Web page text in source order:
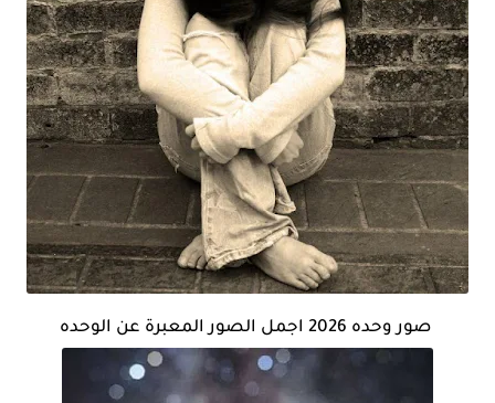
صور وحده 2026 اجمل الصور المعبرة عن الوحده